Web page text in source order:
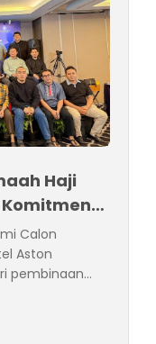
Haji
Komitmen
Haji
Calon
Aston
pembinaan